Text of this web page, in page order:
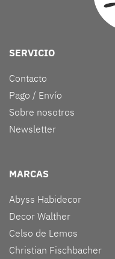
SERVICIO
Contacto
Pago / Envío
Sobre nosotros
Newsletter
MARCAS
Abyss Habidecor
Decor Walther
Celso de Lemos
Christian Fischbacher